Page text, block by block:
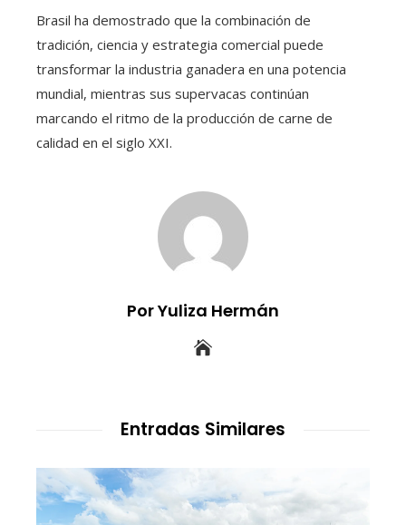
Brasil ha demostrado que la combinación de
tradición, ciencia y estrategia comercial puede
transformar la industria ganadera en una potencia
mundial, mientras sus supervacas continúan
marcando el ritmo de la producción de carne de
calidad en el siglo XXI.
Por Yuliza Hermán
Entradas Similares